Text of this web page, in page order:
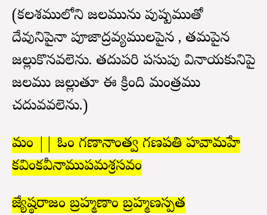
(కలశములోని జలమును పుష్పముతో
దేవునిపైనా పూజాద్రవ్యములపైన , తమపైన
జల్లుకొనవలెను. తదుపరి పసుపు వినాయకునిపై
జలము జల్లుతూ ఈ క్రింది మంత్రము
చదువవలెను.)
మం || ఓం గణానాంత్వ గణపతి హవామహే
కవింకవీనాముపమశ్రస్తవం
జ్యేష్ఠరాజం బ్రహ్మణాం బ్రహ్మణస్పత